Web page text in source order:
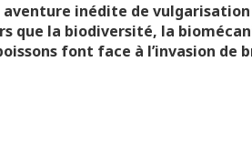
aventure inédite de
que la biodiversité, la
font face à l’invasion de